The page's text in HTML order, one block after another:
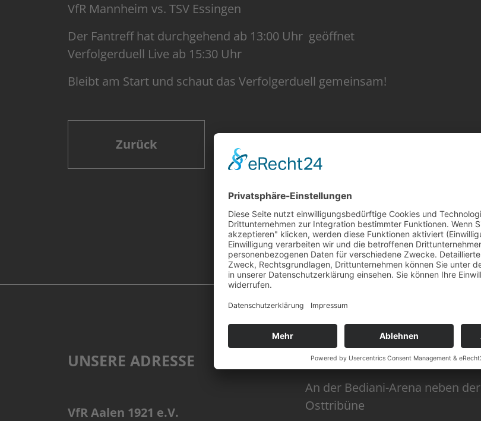
VfR Mannheim vs. TSV Essingen
Der Fantreff hat durchgehend ab 13:00 Uhr geöffnet
Verfolgerduell Live ab 15:30 Uhr
Bleibt am Start und schaut das Verfolgerduell gemeinsam!
Zurück
UNSERE ADRESSE
VfR Aalen 1921 e.V.
GESCHÄFTSSTELLE
An der Bediani-Arena neben der
Osttribüne